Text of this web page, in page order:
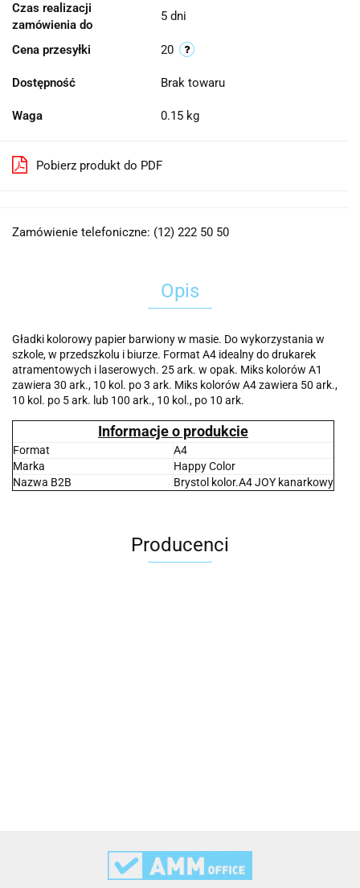
Czas realizacji
zamówienia do
5 dni
Cena przesyłki 20
Dostępność Brak towaru
Waga 0.15 kg
Pobierz produkt do PDF
Zamówienie telefoniczne: (12) 222 50 50
Opis
Gładki kolorowy papier barwiony w masie. Do wykorzystania w
szkole, w przedszkolu i biurze. Format A4 idealny do drukarek
atramentowych i laserowych. 25 ark. w opak. Miks kolorów A1
zawiera 30 ark., 10 kol. po 3 ark. Miks kolorów A4 zawiera 50 ark.,
10 kol. po 5 ark. lub 100 ark., 10 kol., po 10 ark.
Informacje o produkcie
Format
A4
Marka
Happy Color
Nazwa B2B
Brystol kolor.A4 JOY kanarkowy
Producenci